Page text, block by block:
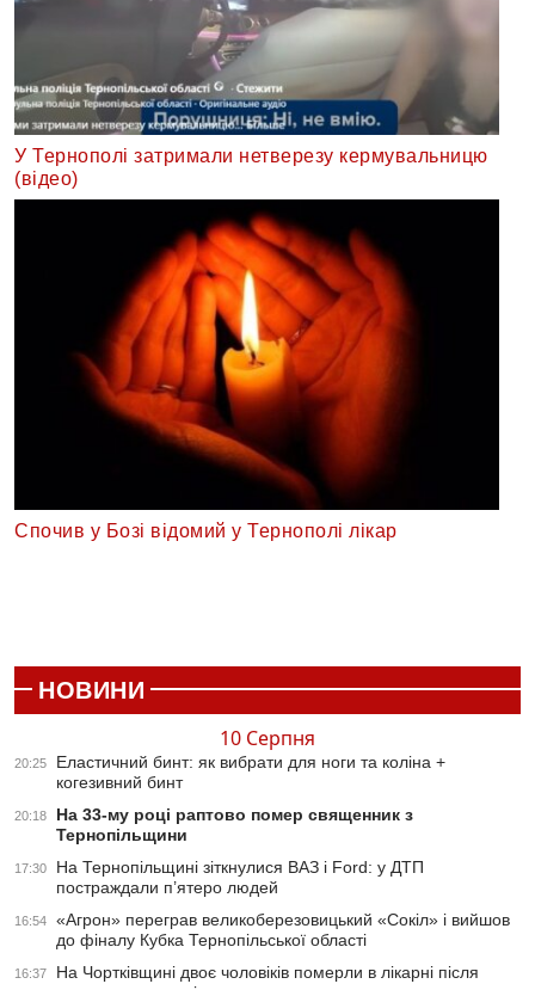
У Тернополі затримали нетверезу кермувальницю
(відео)
Спочив у Бозі відомий у Тернополі лікар
НОВИНИ
10 Серпня
20:25
Еластичний бинт: як вибрати для ноги та коліна +
когезивний бинт
20:18
На 33-му році раптово помер священник з
Тернопільщини
17:30
На Тернопільщині зіткнулися ВАЗ і Ford: у ДТП
постраждали п’ятеро людей
16:54
«Агрон» переграв великоберезовицький «Сокіл» і вийшов
до фіналу Кубка Тернопільської області
16:37
На Чортківщині двоє чоловіків померли в лікарні після